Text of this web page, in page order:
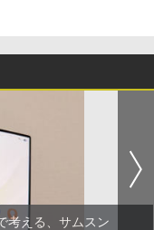
考える、サムスン